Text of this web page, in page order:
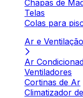
Chapas de
Telas
Colas para
Ar e Ventilação
Ar
Ventiladores
Cortinas de Ar
Climatizador